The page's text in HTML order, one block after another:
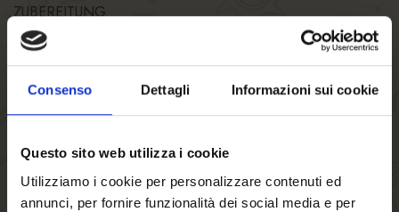
Consenso Dettagli Informazioni sui cookie
Questo sito web utilizza i cookie
Utilizziamo i cookie per personalizzare contenuti ed
annunci, per fornire funzionalità dei social media e per
ZUBEREITUNG
Kastanienpüree
Minuten kochen, mit Rum würzen und mit dem Handmixer
Teig
Für die gedämpfte Hefebrösel mit 1 EL Zucker und lauwarmer